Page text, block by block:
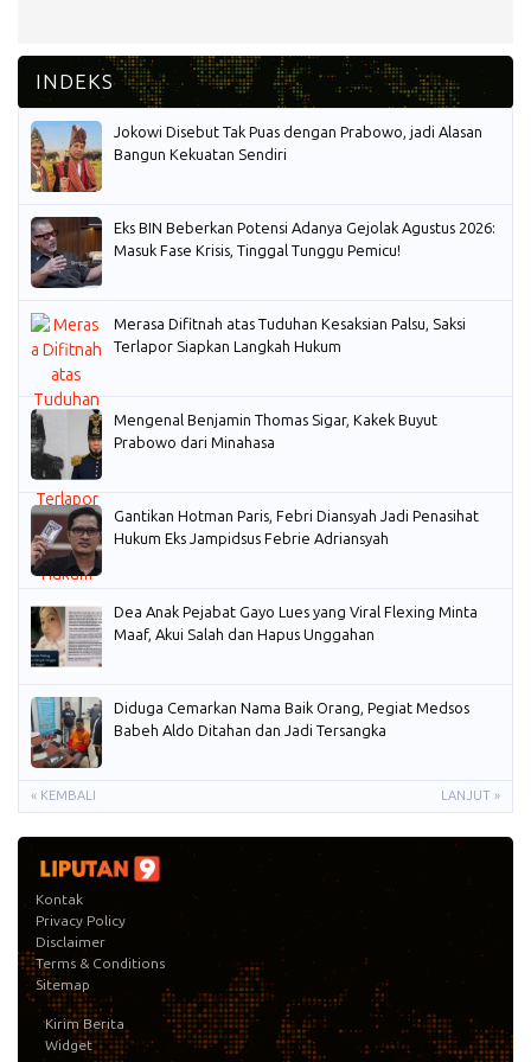
Jokowi Disebut Tak Puas dengan Prabowo, jadi Alasan
Bangun Kekuatan Sendiri
Eks BIN Beberkan Potensi Adanya Gejolak Agustus 2026:
Masuk Fase Krisis, Tinggal Tunggu Pemicu!
Merasa Difitnah atas Tuduhan Kesaksian Palsu, Saksi
Terlapor Siapkan Langkah Hukum
Mengenal Benjamin Thomas Sigar, Kakek Buyut
Prabowo dari Minahasa
Gantikan Hotman Paris, Febri Diansyah Jadi Penasihat
Hukum Eks Jampidsus Febrie Adriansyah
Dea Anak Pejabat Gayo Lues yang Viral Flexing Minta
Maaf, Akui Salah dan Hapus Unggahan
Diduga Cemarkan Nama Baik Orang, Pegiat Medsos
Babeh Aldo Ditahan dan Jadi Tersangka
« KEMBALI LANJUT »
Kontak
Privacy Policy
Disclaimer
Terms & Conditions
Sitemap
Kirim Berita
Widget